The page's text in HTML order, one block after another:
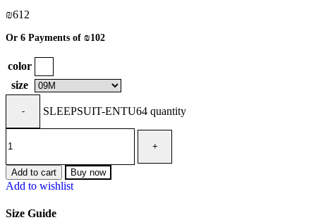
₪612
Or 6 Payments of ₪102
color
size
SLEEPSUIT-ENTU64 quantity
Add to cart Buy now
Add to wishlist
Size Guide